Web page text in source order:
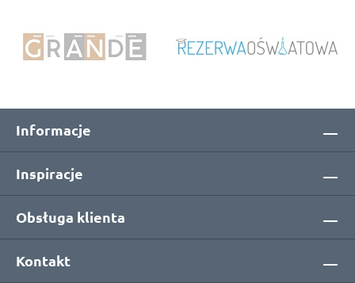
Informacje
Inspiracje
Obsługa klienta
Kontakt